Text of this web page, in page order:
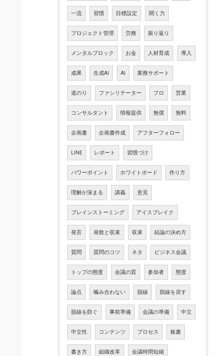
一流 習慣 目標設定 聞く力
プロジェクト管理 労務 振り返り
メンタルブロック お金 人材育成 導入
成果 生成AI AI 業務サポート
道のり ファシリテーター プロ 営業
コンサルタント 情報提供 無償 無料
企画書 企画書作成 アフターフォロー
LINE レポート 習慣づけ
パワーポイント ホワイトボード 作り方
理解が深まる 講義 意見
ブレインストーミング アイスブレイク
発言 発散と収束 収束 結論の決め方
質問 質問のコツ ネタ ビジネス会議
トップの態度 会議の質 参加者 態度
論点 噛み合わない 脱線 脱線を戻す
脱線を防ぐ 事前準備 会議の準備 中立
中立性 コンテンツ プロセス 板書
書き方 組織改革 会議時間短縮